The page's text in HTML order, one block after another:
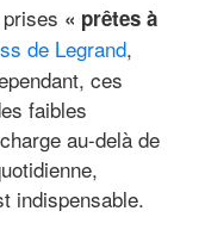
« prêtes à
de Legrand,
ces
faibles
au-delà de
indispensable.